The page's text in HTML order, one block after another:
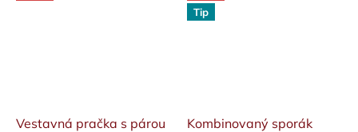
Vestavná pračka s párou
Tip
Kombinovaný sporák